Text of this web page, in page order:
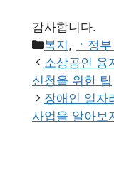
감사합니다.
카
테
고
리
복지,
ㆍ정
소상공인 융
신청을 위한 팁
장애인 일자
사업을 알아보